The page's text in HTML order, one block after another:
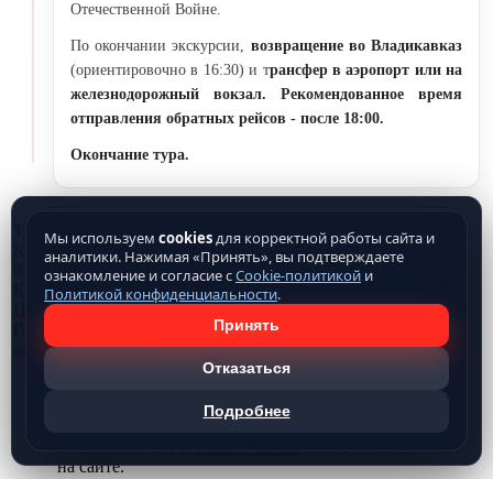
Отечественной Войне.
По окончании экскурсии, возвращение во Владикавказ
(ориентировочно в 16:30) и трансфер в аэропорт или на
железнодорожный вокзал.
Рекомендованное время
отправления обратных рейсов - после 18:00.
Окончание тура.
Туроператор Чайна Трэвел предлагает Тур: "Все красоты
Кавказских ущелий" (без перелета) Длительность путевки:
6/5 , маршрут: Владикавказ-Куртатинское ущелье-
Кармадонское ущелье-Даргавс-Джейрахское ущелье-Эрзи-
Цейлоамский перевал-Задалеск-Ханаз-Уаллагком-Эгикал-
Вовнушки-Дигорское ущелье-Цей-Мамисон-Владикавказ,
виза: не требуется.
Чтобы купить тур, вы можете забронировать его на
сайте или позвонить по телефонам
на 2026 г. Вы можете
на сайте.
Мы используем cookiesдля корректной работы сайта и
аналитики. Нажимая «Принять», вы подтверждаете
ознакомление и согласие сCookie-политикой и
Политикой конфиденциальности.
Принять
Отказаться
Подробнее